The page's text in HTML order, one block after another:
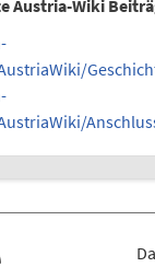
Austria-Wiki